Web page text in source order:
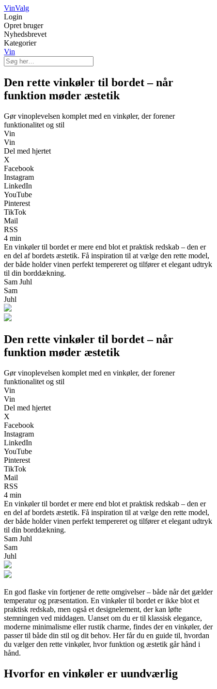
VinValg
Login
Opret bruger
Nyhedsbrevet
Kategorier
Vin
Den rette vinkøler til bordet – når
funktion møder æstetik
Gør vinoplevelsen komplet med en vinkøler, der forener
funktionalitet og stil
Vin
Vin
Del med hjertet
X
Facebook
Instagram
LinkedIn
YouTube
Pinterest
TikTok
Mail
RSS
4 min
En vinkøler til bordet er mere end blot et praktisk redskab – den er
en del af bordets æstetik. Få inspiration til at vælge den rette model,
der både holder vinen perfekt tempereret og tilfører et elegant udtryk
til din borddækning.
Sam Juhl
Sam
Juhl
Den rette vinkøler til bordet – når
funktion møder æstetik
Gør vinoplevelsen komplet med en vinkøler, der forener
funktionalitet og stil
Vin
Vin
Del med hjertet
X
Facebook
Instagram
LinkedIn
YouTube
Pinterest
TikTok
Mail
RSS
4 min
En vinkøler til bordet er mere end blot et praktisk redskab – den er
en del af bordets æstetik. Få inspiration til at vælge den rette model,
der både holder vinen perfekt tempereret og tilfører et elegant udtryk
til din borddækning.
Sam Juhl
Sam
Juhl
En god flaske vin fortjener de rette omgivelser – både når det gælder
temperatur og præsentation. En vinkøler til bordet er ikke blot et
praktisk redskab, men også et designelement, der kan løfte
stemningen ved middagen. Uanset om du er til klassisk elegance,
moderne minimalisme eller rustik charme, findes der en vinkøler, der
passer til både din stil og dit behov. Her får du en guide til, hvordan
du vælger den rette vinkøler, hvor funktion og æstetik går hånd i
hånd.
Hvorfor en vinkøler er uundværlig